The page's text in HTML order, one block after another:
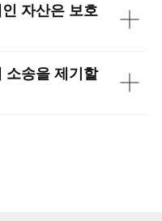
자산은 보호
소송을 제기할